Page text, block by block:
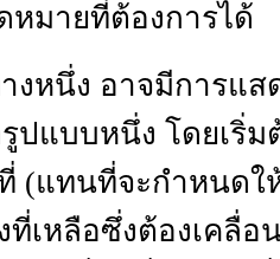
หมายที่ต้องการได้
งหนึ่ง อาจมีการแ
ปแบบหนึ่ง โดยเริ่
(แทนที่จะกำหนดใ
ที่เหลือซึ่งต้องเคลื่